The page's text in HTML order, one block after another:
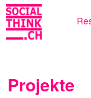
Projekte